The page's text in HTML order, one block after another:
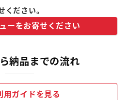
ください。
ーをお寄せください
納品までの流れ
用ガイドを見る